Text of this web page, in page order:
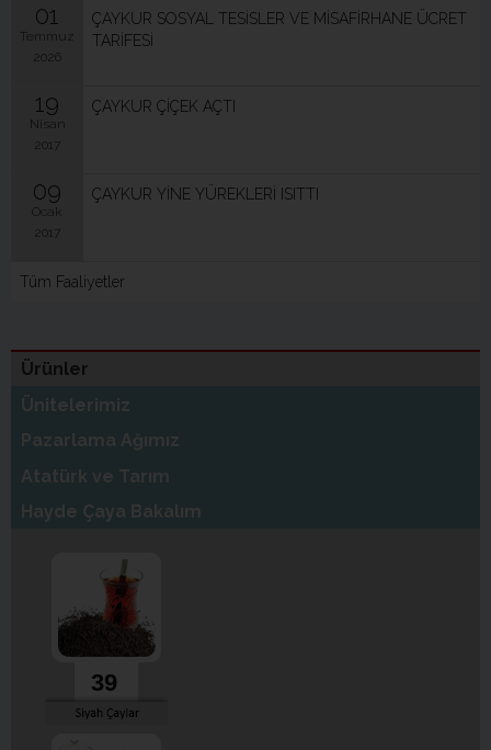
01
Temmuz
2026
ÇAYKUR SOSYAL TESİSLER VE MİSAFİRHANE ÜCRET
TARİFESİ
19
Nisan
2017
ÇAYKUR ÇİÇEK AÇTI
09
Ocak
2017
ÇAYKUR YİNE YÜREKLERİ ISITTI
Tüm Faaliyetler
Ürünler
Ünitelerimiz
Pazarlama Ağımız
Atatürk ve Tarım
Hayde Çaya Bakalım
39